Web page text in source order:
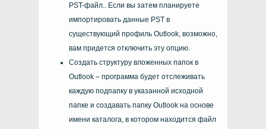
PST-файл.. Если вы затем планируете
импортировать данные PST в
существующий профиль Outlook, возможно,
вам придется отключить эту опцию.
Создать структуру вложенных папок в
Outlook – программа будет отслеживать
каждую подпапку в указанной исходной
папке и создавать папку Outlook на основе
имени каталога, в котором находится файл